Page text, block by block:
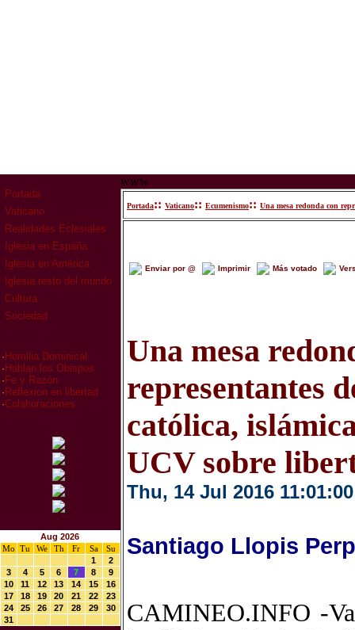
Portada
Vaticano
Realidades Eclesiales
Iglesia en España
Iglesia en América
Iglesia resto del mundo
Cultura
Sociedad
· Homilia Dominical
· Hablan los Obispos
· Fe y Razón
· Reflexion en libertad
·Colaboraciones
Aug 2026
Mo
Tu We Th Fr Sa
Su
1
2
3
4 5 6 7 8
9
10
11 12 13 14 15
16
17
18 19 20 21 22
23
24
25 26 27 28 29
30
31
www
Portada:: Vaticano:: Ecumenismo:: Una mesa redonda con
Enviar por @ Imprimir Más votado
Una mesa
representantes
católica,
UCV sobre
Thu, 14 Jul 2016 11:01:00
Santiago Llopis
CAMINEO.INFO -